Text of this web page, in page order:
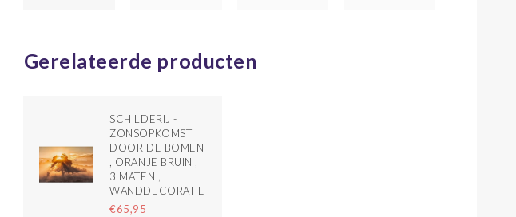
Gerelateerde producten
SCHILDERIJ -
ZONSOPKOMST
DOOR DE BOMEN
, ORANJE BRUIN ,
3 MATEN ,
WANDDECORATIE
€65,95